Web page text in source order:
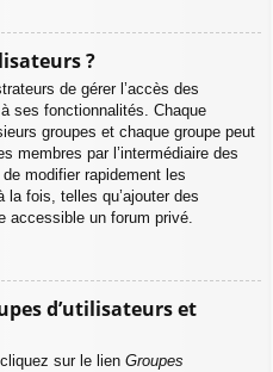
?
de gérer l’accès des
ses fonctionnalités. Chaque
groupes et chaque groupe peut
membres par l’intermédiaire des
modifier rapidement les
fois, telles qu’ajouter des
accessible un forum privé.
d’utilisateurs et
sur le lien Groupes